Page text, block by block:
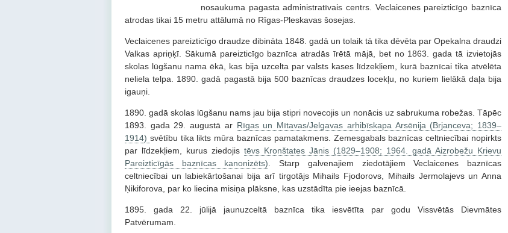
nosaukuma pagasta administratīvais centrs. Veclaicenes pareizticīgo baznīca
atrodas tikai 15 metru attālumā no Rīgas-Pleskavas šosejas.
Veclaicenes pareizticīgo draudze dibināta 1848. gadā un tolaik tā tika dēvēta par Opekalna draudzi
Valkas apriņķī. Sākumā pareizticīgo baznīca atradās īrētā mājā, bet no 1863. gada tā izvietojās
skolas lūgšanu nama ēkā, kas bija uzcelta par valsts kases līdzekļiem, kurā baznīcai tika atvēlēta
neliela telpa. 1890. gadā pagastā bija 500 baznīcas draudzes locekļu, no kuriem lielākā daļa bija
igauņi.
1890. gadā skolas lūgšanu nams jau bija stipri novecojis un nonācis uz sabrukuma robežas. Tāpēc
1893. gada 29. augustā ar Rīgas un Mītavas/Jelgavas arhibīskapa Arsēnija (Brjanceva; 1839–
1914) svētību tika likts mūra baznīcas pamatakmens. Zemesgabals baznīcas celtniecībai nopirkts
par līdzekļiem, kurus ziedojis tēvs Kronštates Jānis (1829–1908; 1964. gadā Aizrobežu Krievu
Pareizticīgās baznīcas kanonizēts) . Starp galvenajiem ziedotājiem Veclaicenes baznīcas
celtniecībai un labiekārtošanai bija arī tirgotājs Mihails Fjodorovs, Mihails Jermolajevs un Anna
Ņikiforova, par ko liecina misiņa plāksne, kas uzstādīta pie ieejas baznīcā.
1895. gada 22. jūlijā jaunuzceltā baznīca tika iesvētīta par godu Vissvētās Dievmātes
Patvērumam.